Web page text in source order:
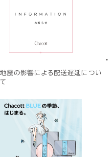
地震の影響による配送遅延につい
て